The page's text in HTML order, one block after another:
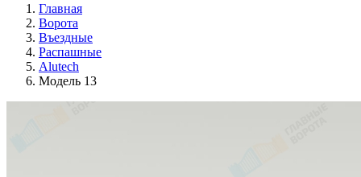
Главная
Ворота
Въездные
Распашные
Alutech
Модель 13